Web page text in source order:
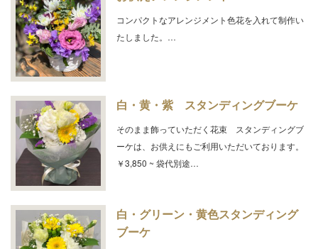
コンパクトなアレンジメント色花を入れて制作い
たしました。…
白・黄・紫 スタンディングブーケ
そのまま飾っていただく花束 スタンディングブ
ーケは、お供えにもご利用いただいております。
￥3,850 ~ 袋代別途…
白・グリーン・黄色スタンディング
ブーケ